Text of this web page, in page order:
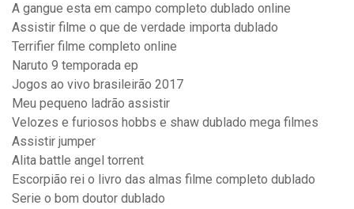
A gangue esta em campo completo dublado online
Assistir filme o que de verdade importa dublado
Terrifier filme completo online
Naruto 9 temporada ep
Jogos ao vivo brasileirão 2017
Meu pequeno ladrão assistir
Velozes e furiosos hobbs e shaw dublado mega filmes
Assistir jumper
Alita battle angel torrent
Escorpião rei o livro das almas filme completo dublado
Serie o bom doutor dublado